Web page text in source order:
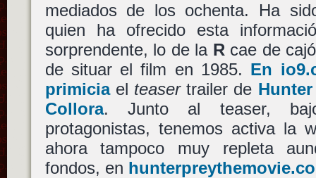
mediados de los ochenta. Ha
quien ha ofrecido esta
sorprendente, lo de la R cae de
de situar el film en 1985. En
primiciael teasertrailer de
Collora. Junto al teaser,
protagonistas, tenemos activa la
ahora tampoco muy repleta
fondos, en